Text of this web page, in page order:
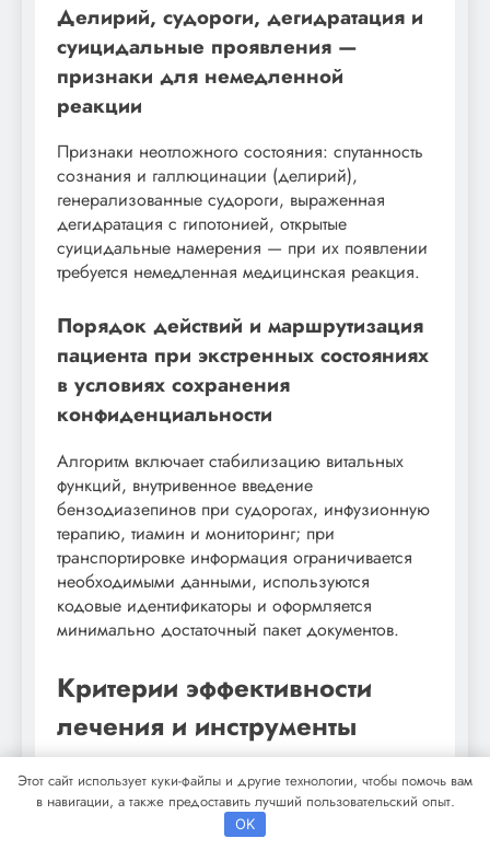
Делирий, судороги, дегидратация и
суицидальные проявления —
признаки для немедленной
реакции
Признаки неотложного состояния: спутанность
сознания и галлюцинации (делирий),
генерализованные судороги, выраженная
дегидратация с гипотонией, открытые
суицидальные намерения — при их появлении
требуется немедленная медицинская реакция.
Порядок действий и маршрутизация
пациента при экстренных состояниях
в условиях сохранения
конфиденциальности
Алгоритм включает стабилизацию витальных
функций, внутривенное введение
бензодиазепинов при судорогах, инфузионную
терапию, тиамин и мониторинг; при
транспортировке информация ограничивается
необходимыми данными, используются
кодовые идентификаторы и оформляется
минимально достаточный пакет документов.
Критерии эффективности
лечения и инструменты
мониторинга
Оценка эффективности строится на клинических
исходах, функциональной адаптации и
Этот сайт использует куки-файлы и другие технологии, чтобы помочь вам
в навигации, а также предоставить лучший пользовательский опыт.
OK